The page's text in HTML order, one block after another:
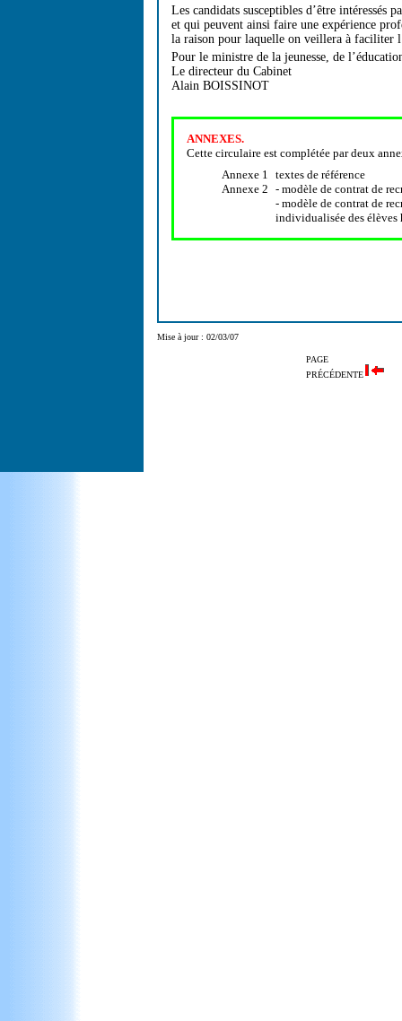
Les candidats susceptibles d’être intéressés
et qui peuvent ainsi faire une expérience
la raison pour laquelle on veillera à faciliter
Pour le ministre de la jeunesse, de
Le directeur du Cabinet
Alain BOISSINOT
ANNEXES.
Cette circulaire est complétée par deux
Annexe 1
Annexe 2
textes de référence
- modèle de contrat de
- modèle de contrat de
individualisée des élèves
Mise à jour : 02/03/07
PAGE
PRÉCÉDENTE